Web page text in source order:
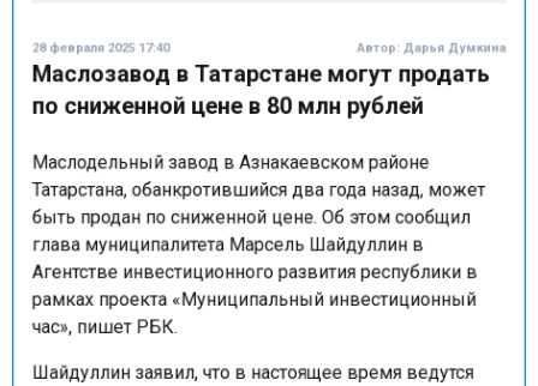
Маслозавод в Татарстане могут продать
по сниженной цене в 80 млн рублей
Маслодельный завод в Азнакаевском районе
Татарстана, обанкротившийся два года назад, может
быть продан по сниженной цене. Об этом сообщил
глава муниципалитета Марсель Шайдуллин в
Агентстве инвестиционного развития республики в
рамках проекта «Муниципальный инвестиционный
час», пишет РБК.
Шайдуллин заявил, что в настоящее время ведутся